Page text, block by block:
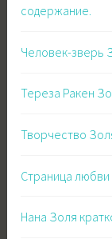
содержание.
Человек-зверь
Тереза Ракен
Творчество
Страница
Нана Золя